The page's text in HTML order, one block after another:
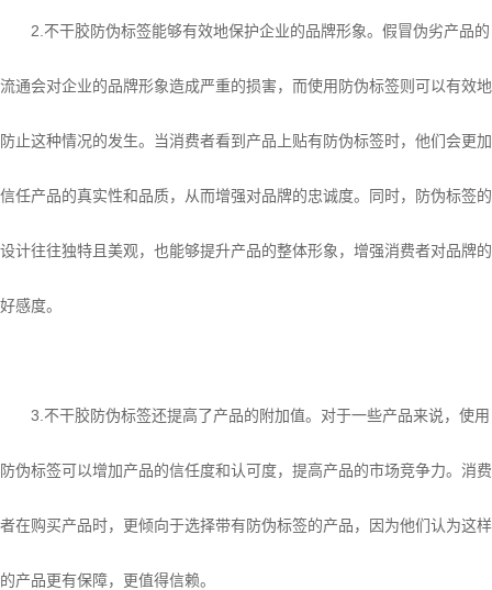
2.不干胶防伪标签能够有效地保护企业的品牌形象。假冒伪劣产品的
流通会对企业的品牌形象造成严重的损害，而使用防伪标签则可以有效地
防止这种情况的发生。当消费者看到产品上贴有防伪标签时，他们会更加
信任产品的真实性和品质，从而增强对品牌的忠诚度。同时，防伪标签的
设计往往独特且美观，也能够提升产品的整体形象，增强消费者对品牌的
好感度。
3.不干胶防伪标签还提高了产品的附加值。对于一些产品来说，使用
防伪标签可以增加产品的信任度和认可度，提高产品的市场竞争力。消费
者在购买产品时，更倾向于选择带有防伪标签的产品，因为他们认为这样
的产品更有保障，更值得信赖。